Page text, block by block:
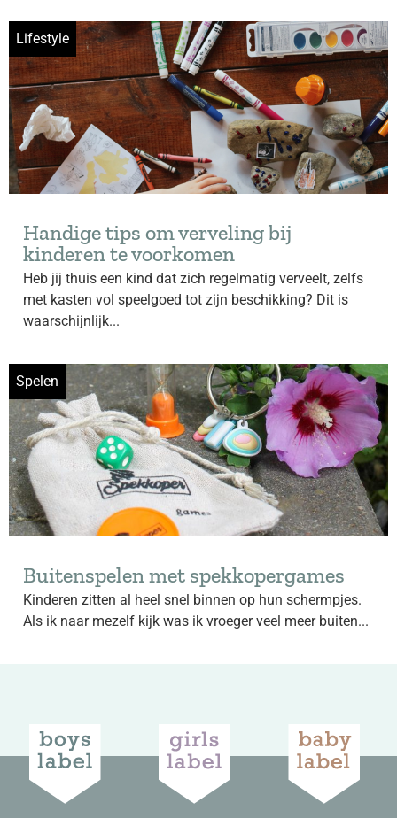
Lifestyle
Handige tips om verveling bij
kinderen te voorkomen
Heb jij thuis een kind dat zich regelmatig verveelt, zelfs
met kasten vol speelgoed tot zijn beschikking? Dit is
waarschijnlijk...
Spelen
Buitenspelen met spekkopergames
Kinderen zitten al heel snel binnen op hun schermpjes.
Als ik naar mezelf kijk was ik vroeger veel meer buiten...